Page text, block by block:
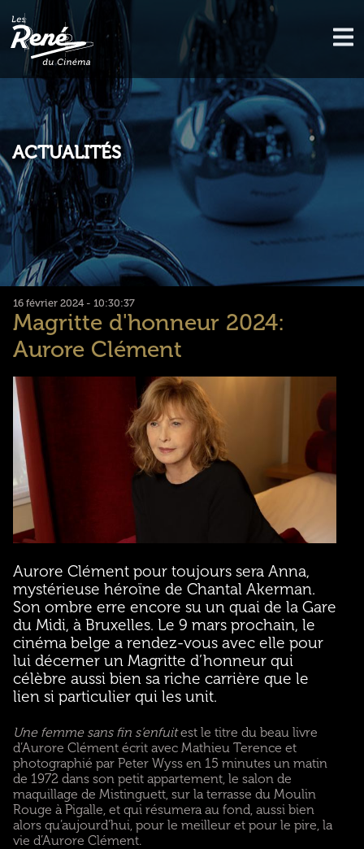
ACTUALITÉS
16 février 2024 - 10:30:37
Magritte d'honneur 2024:
Aurore Clément
Aurore Clément pour toujours sera Anna,
mystérieuse héroïne de Chantal Akerman.
Son ombre erre encore su un quai de la Gare
du Midi, à Bruxelles. Le 9 mars prochain, le
cinéma belge a rendez-vous avec elle pour
lui décerner un Magritte d’honneur qui
célèbre aussi bien sa riche carrière que le
lien si particulier qui les unit.
Une femme sans fin s’enfuitest le titre du beau livre
d’Aurore Clément écrit avec Mathieu Terence et
photographié par Peter Wyss en 15 minutes un matin
de 1972 dans son petit appartement, le salon de
maquillage de Mistinguett, sur la terrasse du Moulin
Rouge à Pigalle, et qui résumera au fond, aussi bien
alors qu’aujourd’hui, pour le meilleur et pour le pire, la
vie d’Aurore Clément.